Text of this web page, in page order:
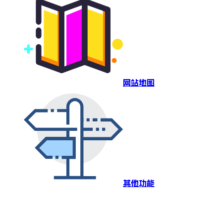
网站地图
其他功能